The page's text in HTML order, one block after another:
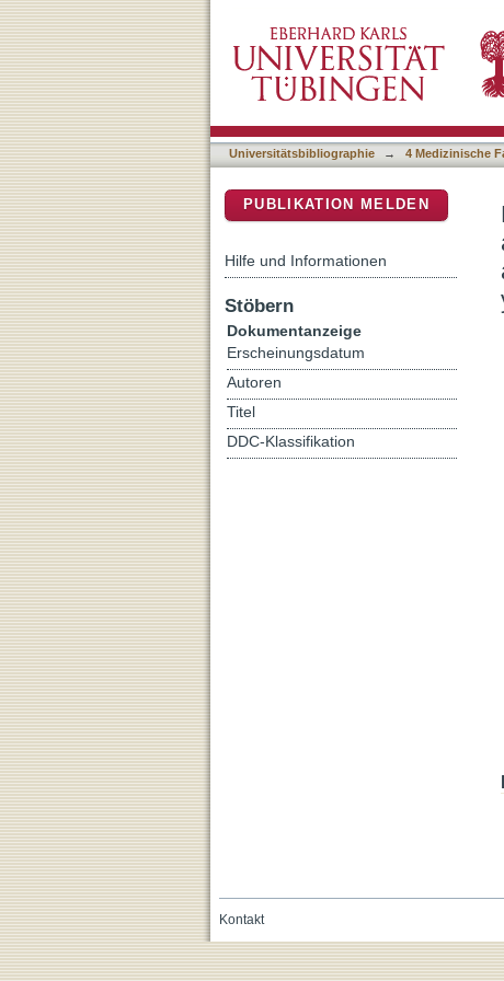
osteochondral lesions of
up of 6 years
Universitätsbibliographie → 4 Medizinische
PUBLIKATION MELDEN
Hilfe und Informationen
Stöbern
Dokumentanzeige
Erscheinungsdatum
Autoren
Titel
DDC-Klassifikation
Kontakt